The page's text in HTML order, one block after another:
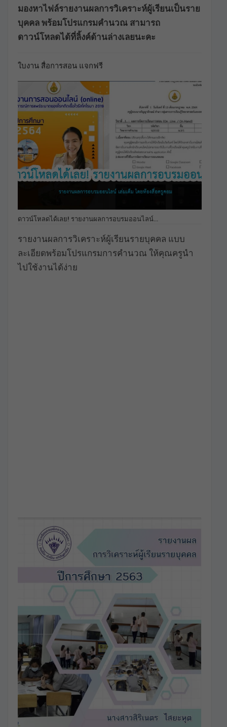
มองหาไฟล์รายงานผลการวิเคราะห์ผู้เรียนเป็นราย
บุคคล พร้อมโปรแกรมคำนวณ สามารถ
ดาวน์โหลดได้ที่ลิ้งค์ด้านล่างเลยนะคะ
ใบงาน สื่อการสอน แจกฟรี
ดาวน์โหลดได้เลย! รายงานผลการอบรมออนไลน์…
รายงานผลการวิเคราะห์ผู้เรียนรายบุคคล แบบ
ละเอียดพร้อมโปรแกรมการคำนวณ ให้คุณครูนำ
ไปใช้งานได้ง่าย